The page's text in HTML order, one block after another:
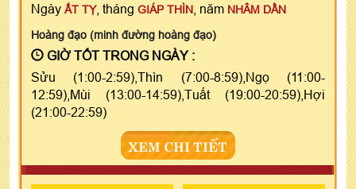
Ngày ẤT TỴ, tháng GIÁP THÌN , năm NHÂM DẦN
Hoàng đạo (minh đường hoàng đạo)
GIỜ TỐT TRONG NGÀY :
Sửu (1:00-2:59),Thìn (7:00-8:59),Ngọ (11:00-
12:59),Mùi (13:00-14:59),Tuất (19:00-20:59),Hợi
(21:00-22:59)
XEM CHI TIẾT